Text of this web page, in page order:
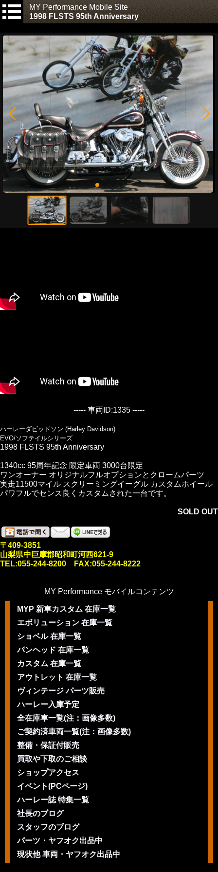
MY Performance Mobile Site
1998 FLSTS 95th Anniversary
----- 車両ID:1335 -----
ハーレーダビッドソン (Harley Davidson)
EVO/ソフテイルシリーズ
1998 FLSTS 95th Anniversary
1340cc 95周年記念 限定車両 3000台限定
ワンオーナー オリジナルフルオプションとクロームパーツ
実走11500マイル スクリーミングイーグル カスタムホイール
パワフルでセンス良くカスタムされた一台です。
SOLD OUT
〒409-3851
山梨県中巨摩郡昭和町河西621-9
TEL:055-244-8200 FAX:055-244-8222
MY Performance モバイルコンテンツ
MYP 新車カスタム 在庫一覧
エボリューション 在庫一覧
ショベル 在庫一覧
パンヘッド 在庫一覧
カスタム 在庫一覧
アウトレット 在庫一覧
ヴィンテージ パーツ販売
ハーレー入庫予定
全在庫車一覧(注：画像多数)
ご契約済車両一覧(注：画像多数)
整備・保証付販売
買取や下取のご相談
ショップアクセス
イベント(PCページ)
ハーレー誌 特集一覧
社長のブログ
スタッフのブログ
パーツ・ヤフオク出品中
現状他 車両・ヤフオク出品中